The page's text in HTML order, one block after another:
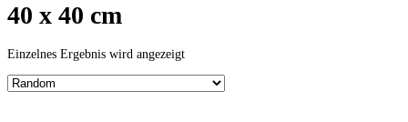
40 x 40 cm
Einzelnes Ergebnis wird angezeigt